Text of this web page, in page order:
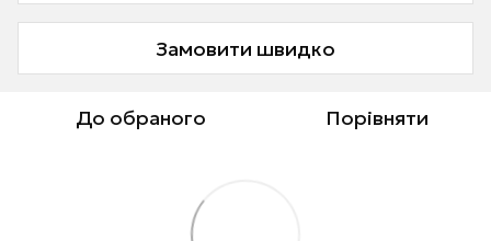
Замовити швидко
До обраного Порівняти